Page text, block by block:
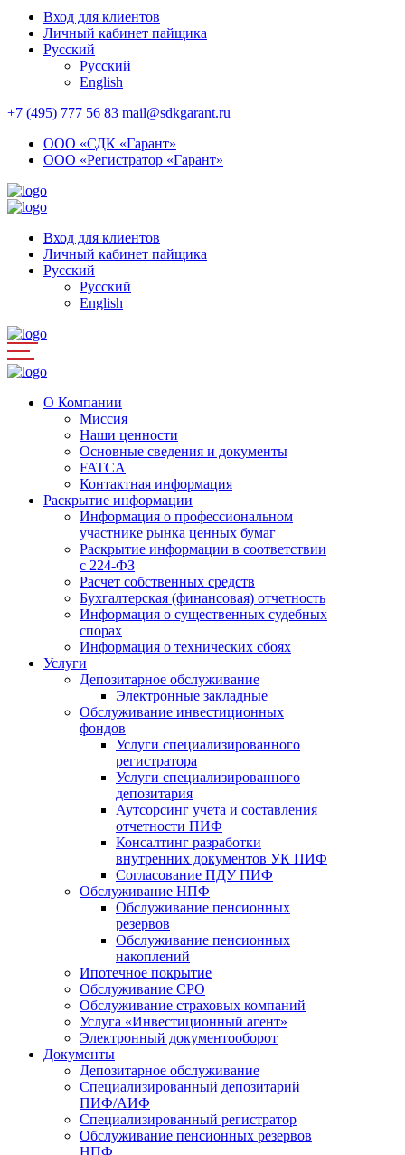
Вход для клиентов
Личный кабинет пайщика
Русский
Русский
English
+7 (495) 777 56 83 mail@sdkgarant.ru
ООО «СДК «Гарант»
ООО «Регистратор «Гарант»
Вход для клиентов
Личный кабинет пайщика
Русский
Русский
English
О Компании
Миссия
Наши ценности
Основные сведения и документы
FATCA
Контактная информация
Раскрытие информации
Информация о профессиональном
участнике рынка ценных бумаг
Раскрытие информации в соответствии
с 224-ФЗ
Расчет собственных средств
Бухгалтерская (финансовая) отчетность
Информация о существенных судебных
спорах
Информация о технических сбоях
Услуги
Депозитарное обслуживание
Электронные закладные
Обслуживание инвестиционных
фондов
Услуги специализированного
регистратора
Услуги специализированного
депозитария
Аутсорсинг учета и составления
отчетности ПИФ
Консалтинг разработки
внутренних документов УК ПИФ
Согласование ПДУ ПИФ
Обслуживание НПФ
Обслуживание пенсионных
резервов
Обслуживание пенсионных
накоплений
Ипотечное покрытие
Обслуживание СРО
Обслуживание страховых компаний
Услуга «Инвестиционный агент»
Электронный документооборот
Документы
Депозитарное обслуживание
Специализированный депозитарий
ПИФ/АИФ
Специализированный регистратор
Обслуживание пенсионных резервов
НПФ